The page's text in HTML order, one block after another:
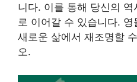
니다. 이를 통해 당신의
로 이어갈 수 있습니다.
새로운 삶에서 재조명할
오.